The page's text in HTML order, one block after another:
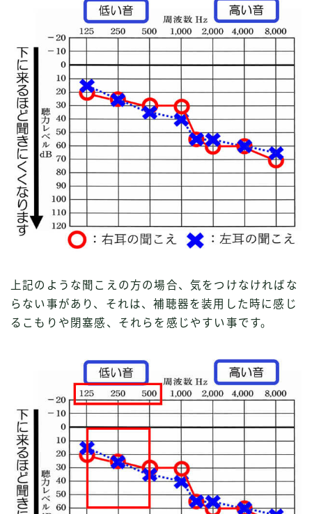
上記のような聞こえの方の場合、気をつけなければな
らない事があり、それは、補聴器を装用した時に感じ
るこもりや閉塞感、それらを感じやすい事です。